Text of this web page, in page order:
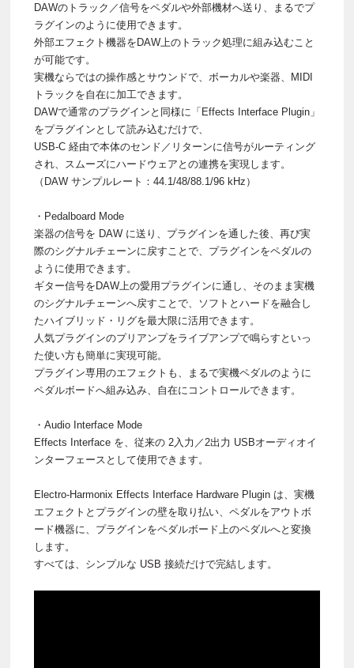
DAWのトラック／信号をペダルや外部機材へ送り、まるでプ
ラグインのように使用できます。
外部エフェクト機器をDAW上のトラック処理に組み込むこと
が可能です。
実機ならではの操作感とサウンドで、ボーカルや楽器、MIDI
トラックを自在に加工できます。
DAWで通常のプラグインと同様に「Effects Interface Plugin」
をプラグインとして読み込むだけで、
USB-C 経由で本体のセンド／リターンに信号がルーティング
され、スムーズにハードウェアとの連携を実現します。
（DAW サンプルレート：44.1/48/88.1/96 kHz）
・Pedalboard Mode
楽器の信号を DAW に送り、プラグインを通した後、再び実
際のシグナルチェーンに戻すことで、プラグインをペダルの
ように使用できます。
ギター信号をDAW上の愛用プラグインに通し、そのまま実機
のシグナルチェーンへ戻すことで、ソフトとハードを融合し
たハイブリッド・リグを最大限に活用できます。
人気プラグインのプリアンプをライブアンプで鳴らすといっ
た使い方も簡単に実現可能。
プラグイン専用のエフェクトも、まるで実機ペダルのように
ペダルボードへ組み込み、自在にコントロールできます。
・Audio Interface Mode
Effects Interface を、従来の 2入力／2出力 USBオーディオイ
ンターフェースとして使用できます。
Electro-Harmonix Effects Interface Hardware Plugin は、実機
エフェクトとプラグインの壁を取り払い、ペダルをアウトボ
ード機器に、プラグインをペダルボード上のペダルへと変換
します。
すべては、シンプルな USB 接続だけで完結します。